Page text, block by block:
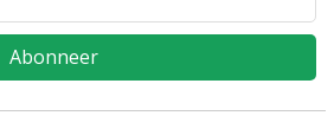
Abonneer